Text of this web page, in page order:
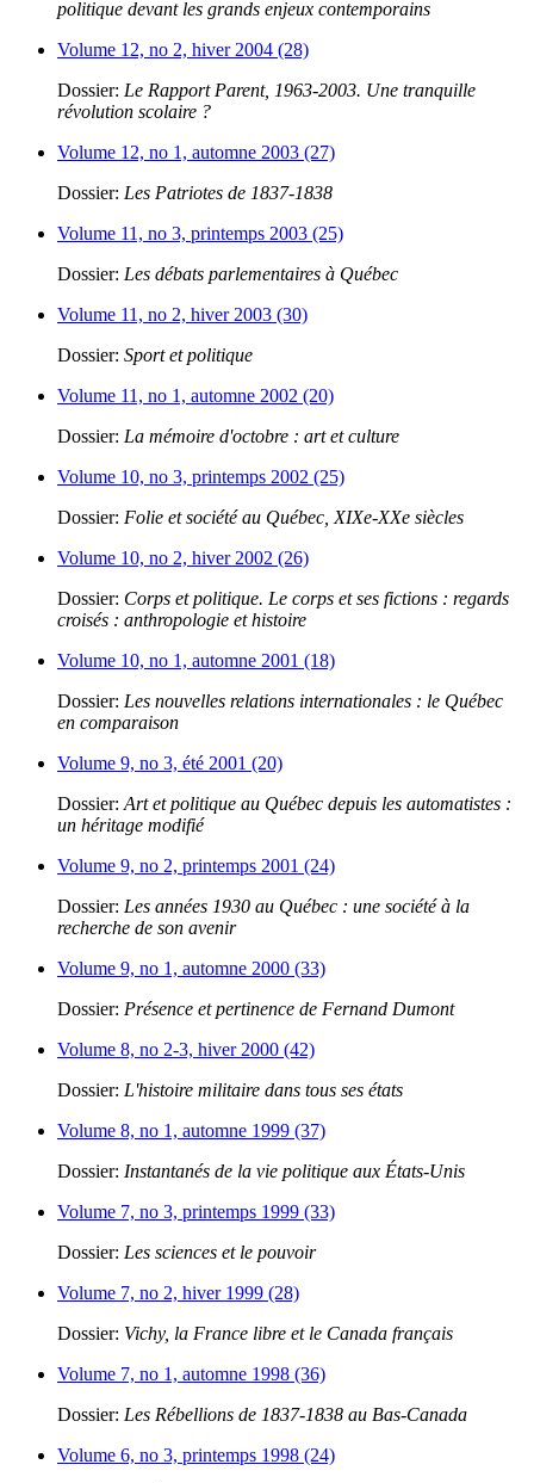
politique devant les grands enjeux contemporains
Volume 12, no 2, hiver 2004 (28)
Dossier: Le Rapport Parent, 1963-2003. Une tranquille
révolution scolaire ?
Volume 12, no 1, automne 2003 (27)
Dossier: Les Patriotes de 1837-1838
Volume 11, no 3, printemps 2003 (25)
Dossier: Les débats parlementaires à Québec
Volume 11, no 2, hiver 2003 (30)
Dossier: Sport et politique
Volume 11, no 1, automne 2002 (20)
Dossier: La mémoire d'octobre : art et culture
Volume 10, no 3, printemps 2002 (25)
Dossier: Folie et société au Québec, XIXe-XXe siècles
Volume 10, no 2, hiver 2002 (26)
Dossier: Corps et politique. Le corps et ses fictions : regards
croisés : anthropologie et histoire
Volume 10, no 1, automne 2001 (18)
Dossier: Les nouvelles relations internationales : le Québec
en comparaison
Volume 9, no 3, été 2001 (20)
Dossier: Art et politique au Québec depuis les automatistes :
un héritage modifié
Volume 9, no 2, printemps 2001 (24)
Dossier: Les années 1930 au Québec : une société à la
recherche de son avenir
Volume 9, no 1, automne 2000 (33)
Dossier: Présence et pertinence de Fernand Dumont
Volume 8, no 2-3, hiver 2000 (42)
Dossier: L'histoire militaire dans tous ses états
Volume 8, no 1, automne 1999 (37)
Dossier: Instantanés de la vie politique aux États-Unis
Volume 7, no 3, printemps 1999 (33)
Dossier: Les sciences et le pouvoir
Volume 7, no 2, hiver 1999 (28)
Dossier: Vichy, la France libre et le Canada français
Volume 7, no 1, automne 1998 (36)
Dossier: Les Rébellions de 1837-1838 au Bas-Canada
Volume 6, no 3, printemps 1998 (24)